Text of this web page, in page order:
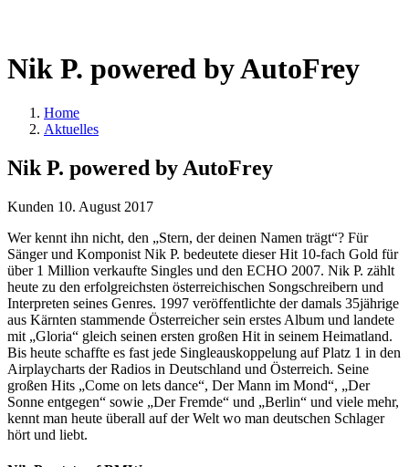
Nik P. powered by AutoFrey
Home
Aktuelles
Nik P. powered by AutoFrey
Kunden 10. August 2017
Wer kennt ihn nicht, den „Stern, der deinen Namen trägt“? Für
Sänger und Komponist Nik P. bedeutete dieser Hit 10-fach Gold für
über 1 Million verkaufte Singles und den ECHO 2007. Nik P. zählt
heute zu den erfolgreichsten österreichischen Songschreibern und
Interpreten seines Genres. 1997 veröffentlichte der damals 35jährige
aus Kärnten stammende Österreicher sein erstes Album und landete
mit „Gloria“ gleich seinen ersten großen Hit in seinem Heimatland.
Bis heute schaffte es fast jede Singleauskoppelung auf Platz 1 in den
Airplaycharts der Radios in Deutschland und Österreich. Seine
großen Hits „Come on lets dance“, Der Mann im Mond“, „Der
Sonne entgegen“ sowie „Der Fremde“ und „Berlin“ und viele mehr,
kennt man heute überall auf der Welt wo man deutschen Schlager
hört und liebt.